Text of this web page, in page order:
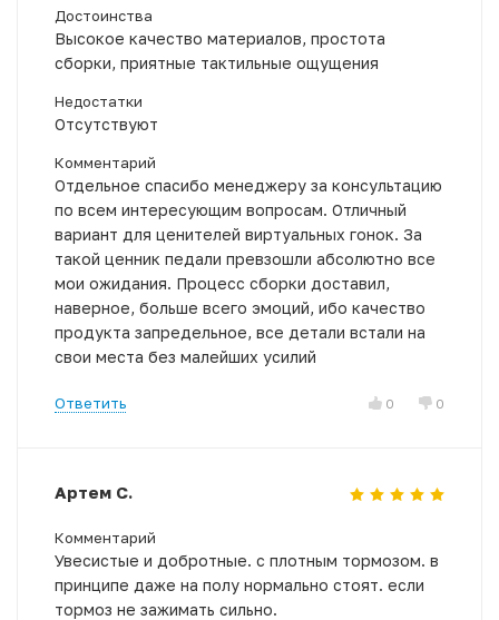
Достоинства
Высокое качество материалов, простота
сборки, приятные тактильные ощущения
Недостатки
Отсутствуют
Комментарий
Отдельное спасибо менеджеру за консультацию
по всем интересующим вопросам. Отличный
вариант для ценителей виртуальных гонок. За
такой ценник педали превзошли абсолютно все
мои ожидания. Процесс сборки доставил,
наверное, больше всего эмоций, ибо качество
продукта запредельное, все детали встали на
свои места без малейших усилий
Ответить 0 0
Артем С.
Комментарий
Увесистые и добротные. с плотным тормозом. в
принципе даже на полу нормально стоят. если
тормоз не зажимать сильно.